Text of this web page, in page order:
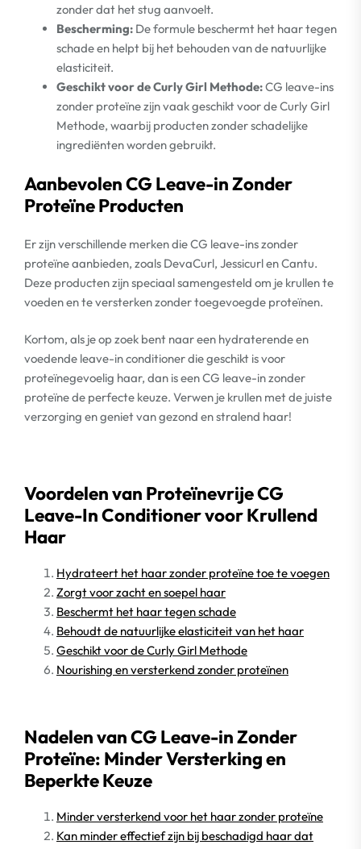
zonder dat het stug aanvoelt.
Bescherming: De formule beschermt het haar tegen
schade en helpt bij het behouden van de natuurlijke
elasticiteit.
Geschikt voor de Curly Girl Methode:CG leave-ins
zonder proteïne zijn vaak geschikt voor de Curly Girl
Methode, waarbij producten zonder schadelijke
ingrediënten worden gebruikt.
Aanbevolen CG Leave-in Zonder
Proteïne Producten
Er zijn verschillende merken die CG leave-ins zonder
proteïne aanbieden, zoals DevaCurl, Jessicurl en Cantu.
Deze producten zijn speciaal samengesteld om je krullen te
voeden en te versterken zonder toegevoegde proteïnen.
Kortom, als je op zoek bent naar een hydraterende en
voedende leave-in conditioner die geschikt is voor
proteïnegevoelig haar, dan is een CG leave-in zonder
proteïne de perfecte keuze. Verwen je krullen met de juiste
verzorging en geniet van gezond en stralend haar!
Voordelen van Proteïnevrije CG
Leave-In Conditioner voor Krullend
Haar
Hydrateert het haar zonder proteïne toe te voegen
Zorgt voor zacht en soepel haar
Beschermt het haar tegen schade
Behoudt de natuurlijke elasticiteit van het haar
Geschikt voor de Curly Girl Methode
Nourishing en versterkend zonder proteïnen
Nadelen van CG Leave-in Zonder
Proteïne: Minder Versterking en
Beperkte Keuze
Minder versterkend voor het haar zonder proteïne
Kan minder effectief zijn bij beschadigd haar dat